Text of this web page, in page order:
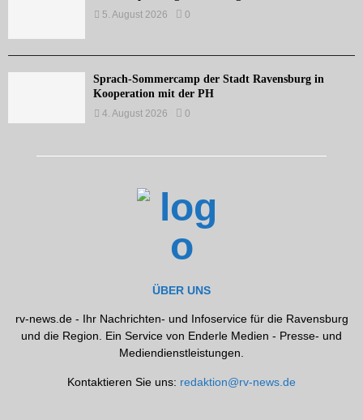
5. August 2026 0
Sprach-Sommercamp der Stadt Ravensburg in
Kooperation mit der PH
4. August 2026 0
ÜBER UNS
rv-news.de - Ihr Nachrichten- und Infoservice für die Ravensburg
und die Region. Ein Service von Enderle Medien - Presse- und
Mediendienstleistungen.
Kontaktieren Sie uns: redaktion@rv-news.de